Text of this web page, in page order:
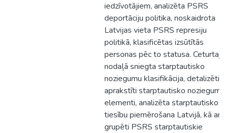
iedzīvotājiem, analizēta PSRS
deportāciju politika, noskaidrota
Latvijas vieta PSRS represiju
politikā, klasificētas izsūtītās
personas pēc to statusa. Ceturtajā
nodaļā sniegta starptautisko
noziegumu klasifikācija, detalizēti
aprakstīti starptautisko noziegumu
elementi, analizēta starptautisko
tiesību piemērošana Latvijā, kā arī
grupēti PSRS starptautiskie